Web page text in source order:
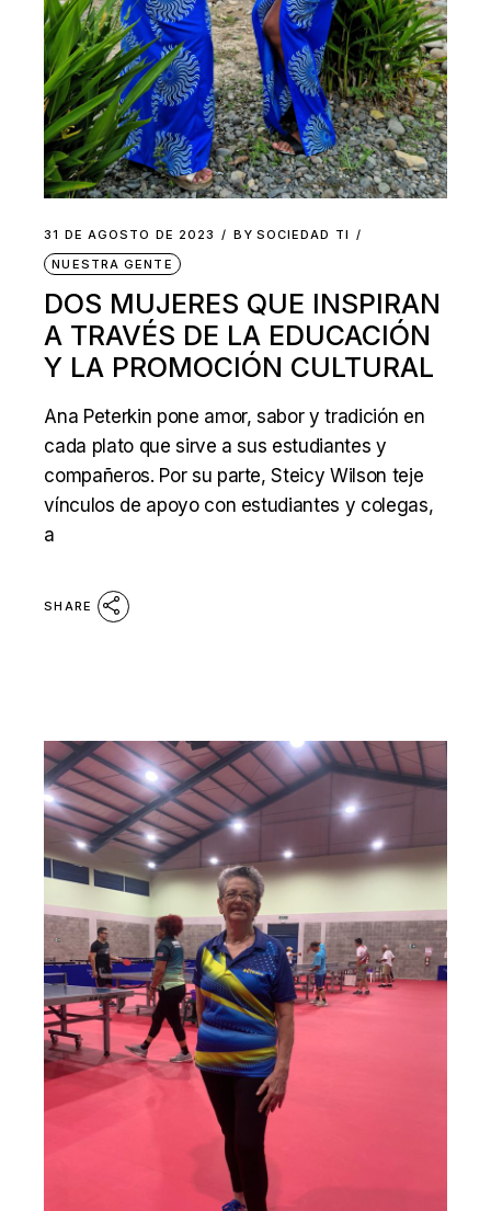
31 DE AGOSTO DE 2023 BY SOCIEDAD TI
NUESTRA GENTE
DOS MUJERES QUE INSPIRAN
A TRAVÉS DE LA EDUCACIÓN
Y LA PROMOCIÓN CULTURAL
Ana Peterkin pone amor, sabor y tradición en
cada plato que sirve a sus estudiantes y
compañeros. Por su parte, Steicy Wilson teje
vínculos de apoyo con estudiantes y colegas,
a
SHARE